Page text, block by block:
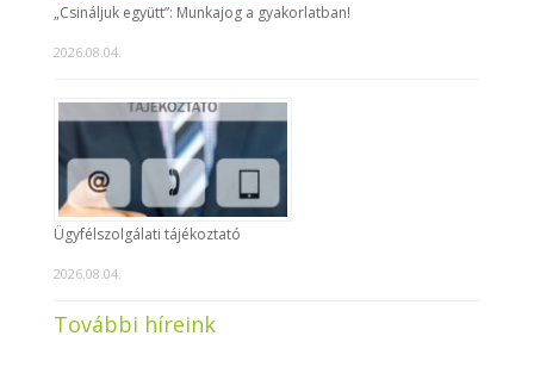
„Csináljuk együtt”: Munkajog a gyakorlatban!
2026.08.04.
Ügyfélszolgálati tájékoztató
2026.08.04.
További híreink